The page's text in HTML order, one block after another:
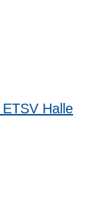
Halle